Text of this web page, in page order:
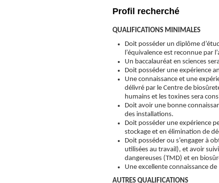
Profil recherché
QUALIFICATIONS MINIMALES
Doit posséder un diplôme
l’équivalence est reconnue par
Un baccalauréat en sciences
Doit posséder une expérience
Une connaissance et une
délivré par le Centre de
humains et les toxines sera
Doit avoir une bonne
des installations.
Doit posséder une expérience
stockage et en élimination de
Doit posséder ou s’engager à
utilisées au travail), et avoir
dangereuses (TMD) et en
Une excellente connaissance
AUTRES QUALIFICATIONS